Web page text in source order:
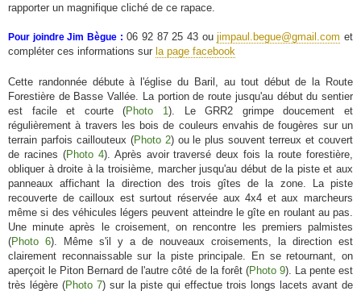
rapporter un magnifique cliché de ce rapace.
Pour joindre Jim Bègue : 06 92 87 25 43 oujimpaul.begue@gmail.com et
compléter ces informations sur la page facebook
Cette randonnée débute à l'église du Baril, au tout début de la Route
Forestière de Basse Vallée. La portion de route jusqu'au début du sentier
est facile et courte (Photo 1). Le GRR2 grimpe doucement et
régulièrement à travers les bois de couleurs envahis de fougères sur un
terrain parfois caillouteux (Photo 2) ou le plus souvent terreux et couvert
de racines (Photo 4). Après avoir traversé deux fois la route forestière,
obliquer à droite à la troisième, marcher jusqu'au début de la piste et aux
panneaux affichant la direction des trois gîtes de la zone. La piste
recouverte de cailloux est surtout réservée aux 4x4 et aux marcheurs
même si des véhicules légers peuvent atteindre le gîte en roulant au pas.
Une minute après le croisement, on rencontre les premiers palmistes
(Photo 6). Même s'il y a de nouveaux croisements, la direction est
clairement reconnaissable sur la piste principale. En se retournant, on
aperçoit le Piton Bernard de l'autre côté de la forêt (Photo 9). La pente est
très légère (Photo 7) sur la piste qui effectue trois longs lacets avant de